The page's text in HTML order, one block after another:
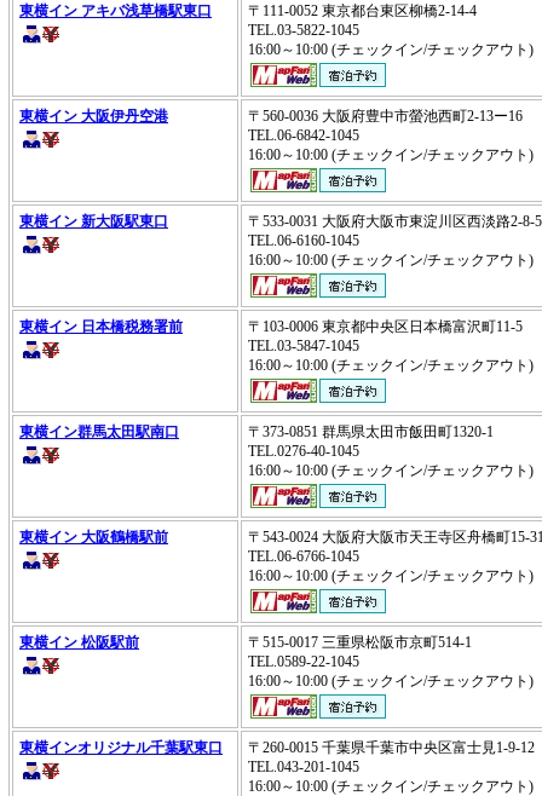
東横イン アキバ浅草橋駅東口
〒111-0052 東京都台東区柳橋2-14-4
TEL.03-5822-1045
16:00～10:00 (チェックイン/チェックアウ
東横イン 大阪伊丹空港
〒560-0036 大阪府豊中市螢池西町2-13ー16
TEL.06-6842-1045
16:00～10:00 (チェックイン/チェックアウ
東横イン 新大阪駅東口
〒533-0031 大阪府大阪市東淀川区西淡路2-
TEL.06-6160-1045
16:00～10:00 (チェックイン/チェックアウ
東横イン 日本橋税務署前
〒103-0006 東京都中央区日本橋富沢町11-5
TEL.03-5847-1045
16:00～10:00 (チェックイン/チェックアウ
東横イン群馬太田駅南口
〒373-0851 群馬県太田市飯田町1320-1
TEL.0276-40-1045
16:00～10:00 (チェックイン/チェックアウ
東横イン 大阪鶴橋駅前
〒543-0024 大阪府大阪市天王寺区舟橋町
TEL.06-6766-1045
16:00～10:00 (チェックイン/チェックアウ
東横イン 松阪駅前
〒515-0017 三重県松阪市京町514-1
TEL.0589-22-1045
16:00～10:00 (チェックイン/チェックアウ
東横インオリジナル千葉駅東口
〒260-0015 千葉県千葉市中央区富士見1-9-
TEL.043-201-1045
16:00～10:00 (チェックイン/チェックアウ